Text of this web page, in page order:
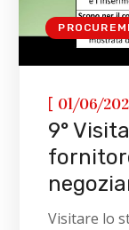
[ 01/06/
9°
Visitare lo